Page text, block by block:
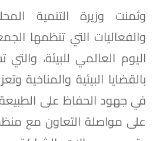
وثمنت وزيرة التنمية
والفعاليات التي تنظمها
اليوم العالمي للبيئة،
بالقضايا البيئية والمناخية
في جهود الحفاظ على
على مواصلة التعاون مع